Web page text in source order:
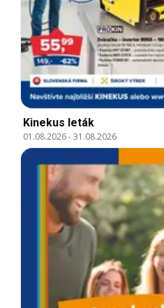
Kinekus leták
01.08.2026-31.08.2026